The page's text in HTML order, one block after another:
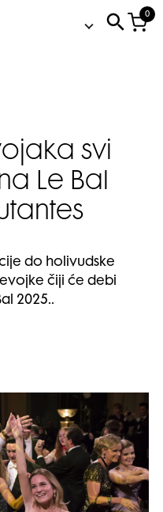
0
svi
Le Bal
do holivudske
čiji će debi
2025..